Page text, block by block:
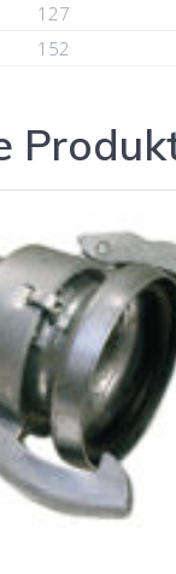
127
152